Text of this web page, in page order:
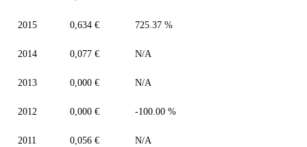
2015 0,634 € 725.37 %
2014 0,077 € N/A
2013 0,000 € N/A
2012 0,000 € -100.00 %
2011 0,056 € N/A